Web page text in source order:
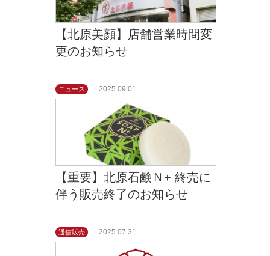
【北原美顔】店舗営業時間変
更のお知らせ
ニュース 2025.09.01
【重要】北原石鹸Ｎ+ 終売に
伴う販売終了のお知らせ
通信販売 2025.07.31